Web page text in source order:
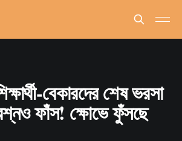
বেকারদের শেষ ভরসা
ফাঁস! ক্ষোভে ফুঁসছে